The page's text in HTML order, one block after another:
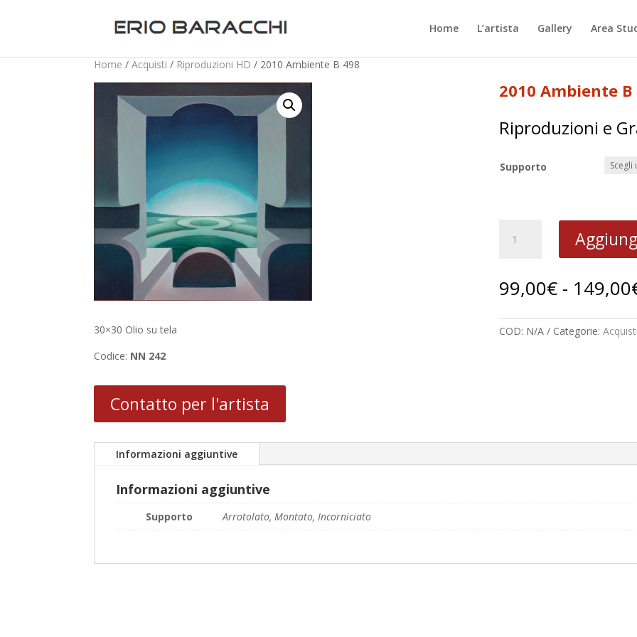
Home L’artista Gallery Area
Home / Acquisti / Riproduzioni HD / 2010 Ambiente B 498
30×30 Olio su tela
Codice: NN 242
Contatto per l'artista
2010 Ambiente B
Riproduzioni e
Supporto
Ambiente
quantità
99,00€ - 149,00
COD: N/A Categorie: Acquisti
Informazioni aggiuntive
Informazioni aggiuntive
Supporto Arrotolato, Montato, Incorniciato